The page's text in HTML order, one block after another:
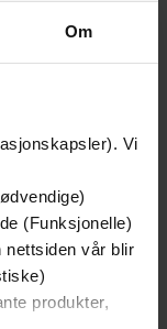
Om
Vi
(Funksjonelle)
nettsiden vår blir
produkter,